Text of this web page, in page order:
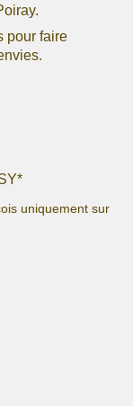
pour faire
uniquement sur